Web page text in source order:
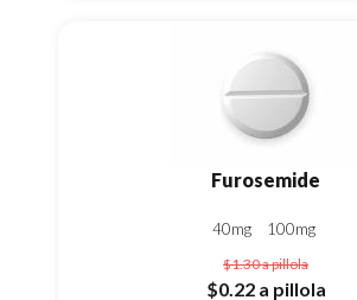
Furosemide
40mg 100mg
$1.30a pillola
$0.22 a pillola